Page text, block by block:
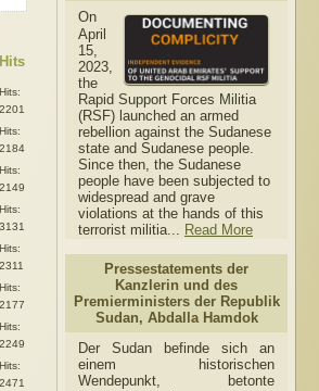
Hits
Hits:
2201
Hits:
2184
Hits:
2149
Hits:
3131
Hits:
2311
Hits:
2177
Hits:
2249
Hits:
2471
On
April
15,
2023,
the
Rapid Support Forces Militia
(RSF) launched an armed
rebellion against the Sudanese
state and Sudanese people.
Since then, the Sudanese
people have been subjected to
widespread and grave
violations at the hands of this
terrorist militia... Read More
Pressestatements der
Kanzlerin und des
Premierministers der Republik
Sudan, Abdalla Hamdok
Der Sudan befinde sich an
einem historischen
Wendepunkt, betonte